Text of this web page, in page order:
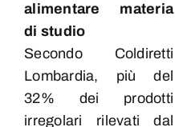
alimentare materia
di studio
Secondo Coldiretti
Lombardia, più del
32% dei prodotti
irregolari rilevati dal